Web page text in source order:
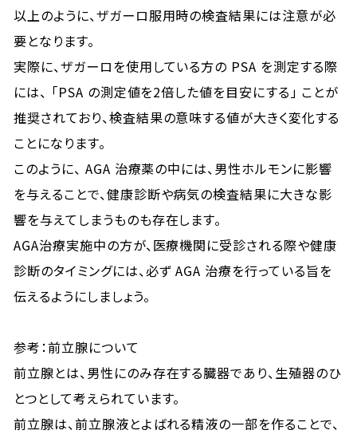
以上のように、ザガーロ服用時の検査結果には注意が必
要となります。
実際に、ザガーロを使用している方の PSA を測定する際
には、 「PSA の測定値を2倍した値を目安にする」 ことが
推奨されており、検査結果の意味する値が大きく変化する
ことになります。
このように、 AGA 治療薬の中には、男性ホルモンに影響
を与えることで、健康診断や病気の検査結果に大きな影
響を与えてしまうものも存在します。
AGA治療実施中の方が、医療機関に受診される際や健康
診断のタイミングには、必ず AGA 治療を行っている旨を
伝えるようにしましょう。
参考：前立腺について
前立腺とは、男性にのみ存在する臓器であり、生殖器のひ
とつとして考えられています。
前立腺は、前立腺液とよばれる精液の一部を作ることで、